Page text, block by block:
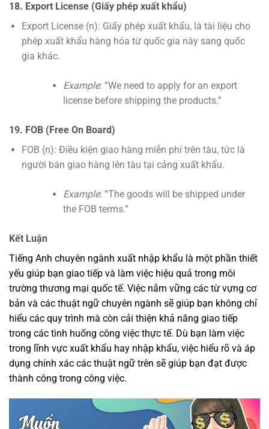
18. Export License (Giấy phép xuất khẩu)
Export License (n): Giấy phép xuất khẩu, là tài liệu cho
phép xuất khẩu hàng hóa từ quốc gia này sang quốc
gia khác.
Example: “We need to apply for an export
license before shipping the products.”
19. FOB (Free On Board)
FOB (n): Điều kiện giao hàng miễn phí trên tàu, tức là
người bán giao hàng lên tàu tại cảng xuất khẩu.
Example: “The goods will be shipped under
the FOB terms.”
Kết Luận
Tiếng Anh chuyên ngành xuất nhập khẩu là một phần thiết
yếu giúp bạn giao tiếp và làm việc hiệu quả trong môi
trường thương mại quốc tế. Việc nắm vững các từ vựng cơ
bản và các thuật ngữ chuyên ngành sẽ giúp bạn không chỉ
hiểu các quy trình mà còn cải thiện khả năng giao tiếp
trong các tình huống công việc thực tế. Dù bạn làm việc
trong lĩnh vực xuất khẩu hay nhập khẩu, việc hiểu rõ và áp
dụng chính xác các thuật ngữ trên sẽ giúp bạn đạt được
thành công trong công việc.